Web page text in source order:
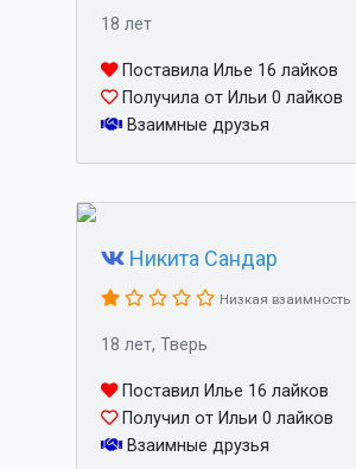
18 лет
Поставила Илье 16 лайков
Получила от Ильи 0 лайков
Взаимные друзья
Никита Сандар
Низкая взаимность
18 лет, Тверь
Поставил Илье 16 лайков
Получил от Ильи 0 лайков
Взаимные друзья